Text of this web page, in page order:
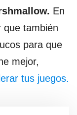
En
que también
para que
mejor,
tus juegos.